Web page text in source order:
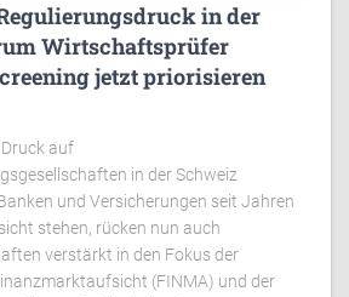
in der
Wirtschaftsprüfer
jetzt priorisieren
auf
in der Schweiz
und Versicherungen seit Jahren
stehen, rücken nun auch
verstärkt in den Fokus der
(FINMA) und der